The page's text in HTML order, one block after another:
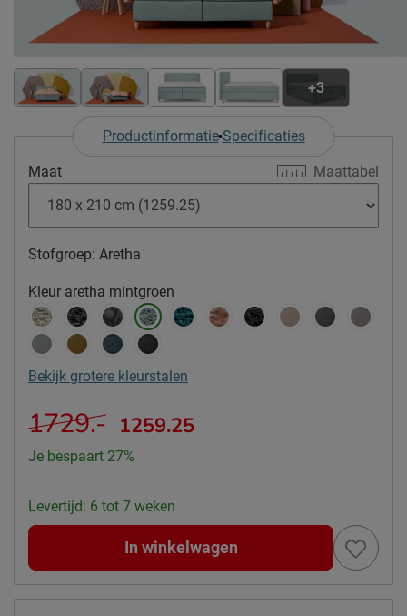
+3
Productinformatie Specificaties
Maattabel
Maat
Stofgroep: Aretha
Kleur aretha mintgroen
Bekijk grotere kleurstalen
1729.- 1259.25
Je bespaart 27%
Levertijd: 6 tot 7 weken
In winkelwagen